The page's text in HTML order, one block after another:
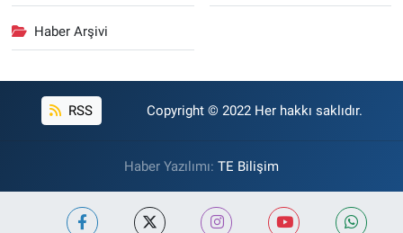
Haber Arşivi
RSS Copyright © 2022 Her hakkı saklıdır.
Haber Yazılımı: TE Bilişim